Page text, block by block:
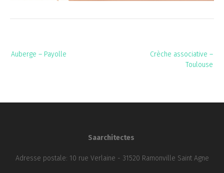
de
Crèche associative –
Toulouse
Auberge – Payolle
Saarchitectes
Adresse postale: 10 rue Verlaine - 31520 Ramonville Saint Agne